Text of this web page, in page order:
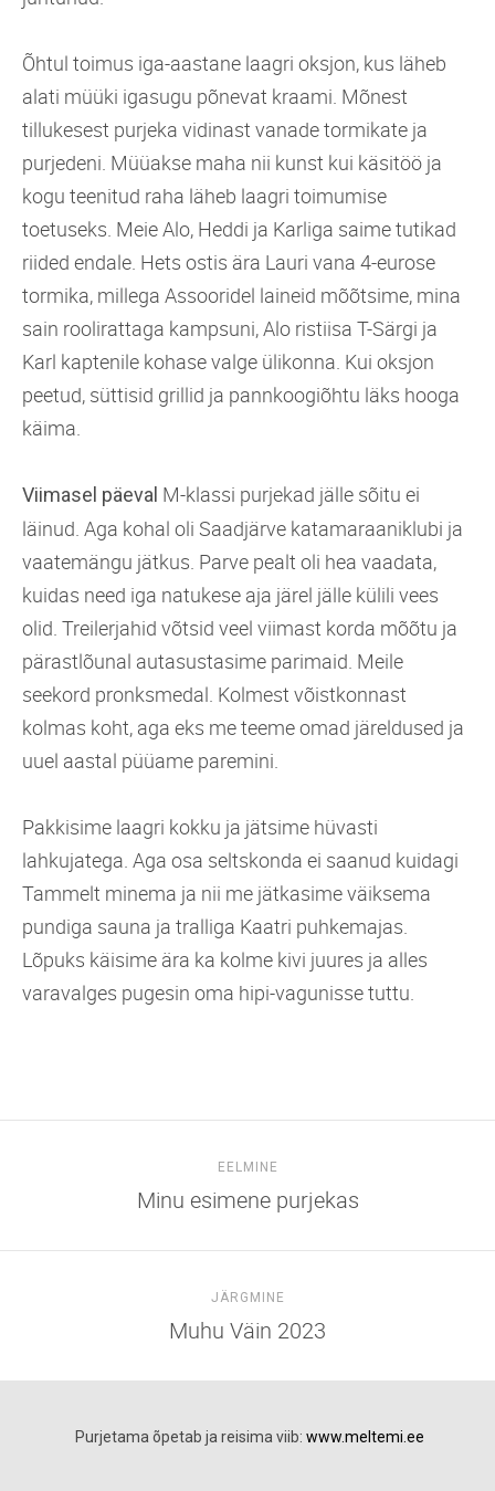
Õhtul toimus iga-aastane laagri oksjon, kus läheb
alati müüki igasugu põnevat kraami. Mõnest
tillukesest purjeka vidinast vanade tormikate ja
purjedeni. Müüakse maha nii kunst kui käsitöö ja
kogu teenitud raha läheb laagri toimumise
toetuseks. Meie Alo, Heddi ja Karliga saime tutikad
riided endale. Hets ostis ära Lauri vana 4-eurose
tormika, millega Assooridel laineid mõõtsime, mina
sain roolirattaga kampsuni, Alo ristiisa T-Särgi ja
Karl kaptenile kohase valge ülikonna. Kui oksjon
peetud, süttisid grillid ja pannkoogiõhtu läks hooga
käima.
Viimasel päeval M-klassi purjekad jälle sõitu ei
läinud. Aga kohal oli Saadjärve katamaraaniklubi ja
vaatemängu jätkus. Parve pealt oli hea vaadata,
kuidas need iga natukese aja järel jälle külili vees
olid. Treilerjahid võtsid veel viimast korda mõõtu ja
pärastlõunal autasustasime parimaid. Meile
seekord pronksmedal. Kolmest võistkonnast
kolmas koht, aga eks me teeme omad järeldused ja
uuel aastal püüame paremini.
Pakkisime laagri kokku ja jätsime hüvasti
lahkujatega. Aga osa seltskonda ei saanud kuidagi
Tammelt minema ja nii me jätkasime väiksema
pundiga sauna ja tralliga Kaatri puhkemajas.
Lõpuks käisime ära ka kolme kivi juures ja alles
varavalges pugesin oma hipi-vagunisse tuttu.
EELMINE
Minu esimene purjekas
JÄRGMINE
Muhu Väin 2023
Purjetama õpetab ja reisima viib: www.meltemi.ee